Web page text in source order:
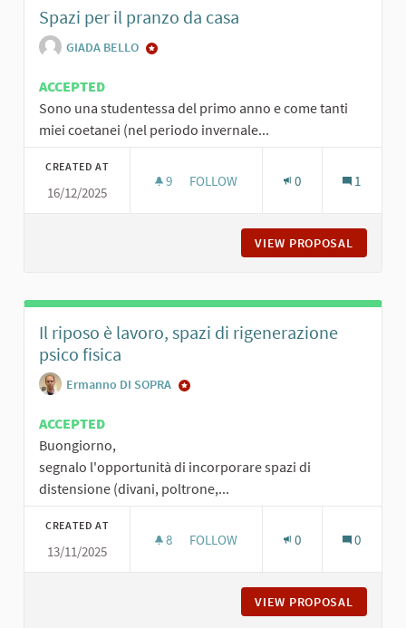
Spazi per il pranzo da casa
GIADA BELLO
ACCEPTED
Sono una studentessa del primo anno e come tanti
miei coetanei (nel periodo invernale...
CREATED AT
16/12/2025
9 9 FOLLOWERS
FOLLOW 0 1
VIEW PROPOSAL
Il riposo è lavoro, spazi di rigenerazione
psico fisica
Ermanno DI SOPRA
ACCEPTED
Buongiorno,
segnalo l'opportunità di incorporare spazi di
distensione (divani, poltrone,...
CREATED AT
13/11/2025
8 8 FOLLOWERS
FOLLOW 0 0
VIEW PROPOSAL